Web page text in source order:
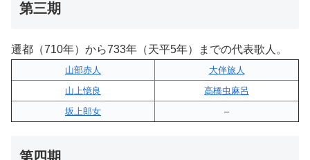
第三期
遷都（710年）から733年（天平5年）までの代表歌人。
山部赤人
大伴旅人
山上憶良
高橋虫麻呂
坂上郎女
–
第四期